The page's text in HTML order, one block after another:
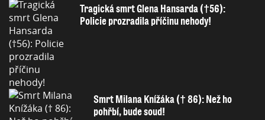
Tragická smrt Glena Hansarda (†56):
Policie prozradila příčinu nehody!
Smrt Milana Knížáka († 86): Než ho
pohřbí, bude soud!